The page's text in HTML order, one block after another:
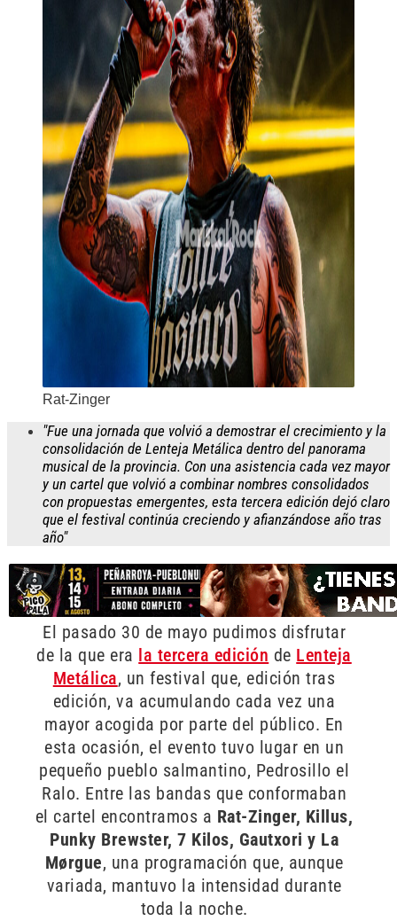
Rat-Zinger
"Fue una jornada que volvió a demostrar el crecimiento y la
consolidación de Lenteja Metálica dentro del panorama
musical de la provincia. Con una asistencia cada vez mayor
y un cartel que volvió a combinar nombres consolidados
con propuestas emergentes, esta tercera edición dejó claro
que el festival continúa creciendo y afianzándose año tras
año"
El pasado 30 de mayo pudimos disfrutar
de la que era la tercera edición de Lenteja
Metálica, un festival que, edición tras
edición, va acumulando cada vez una
mayor acogida por parte del público. En
esta ocasión, el evento tuvo lugar en un
pequeño pueblo salmantino, Pedrosillo el
Ralo. Entre las bandas que conformaban
el cartel encontramos a Rat-Zinger, Killus,
Punky Brewster, 7 Kilos, Gautxori y La
Mørgue, una programación que, aunque
variada, mantuvo la intensidad durante
toda la noche.